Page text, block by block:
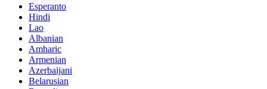
Esperanto
Hindi
Lao
Albanian
Amharic
Armenian
Azerbaijani
Belarusian